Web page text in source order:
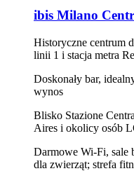
ibis Milano
Historyczne centrum
linii 1 i stacja metra
Doskonały bar,
wynos
Blisko Stazione
Aires i okolicy osób
Darmowe Wi‑Fi, sale
dla zwierząt; strefa